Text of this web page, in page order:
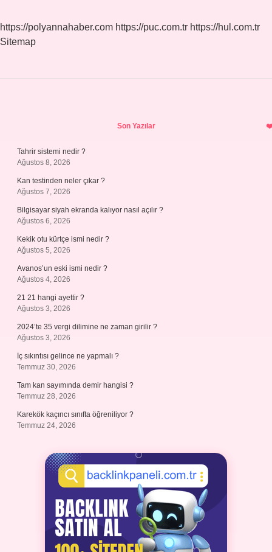
https://polyannahaber.com https://puc.com.tr https://hul.com.tr
Sitemap
Son Yazılar
Tahrir sistemi nedir ?
Ağustos 8, 2026
Kan testinden neler çıkar ?
Ağustos 7, 2026
Bilgisayar siyah ekranda kalıyor nasıl açılır ?
Ağustos 6, 2026
Kekik otu kürtçe ismi nedir ?
Ağustos 5, 2026
Avanos’un eski ismi nedir ?
Ağustos 4, 2026
21 21 hangi ayettir ?
Ağustos 3, 2026
2024’te 35 vergi dilimine ne zaman girilir ?
Ağustos 3, 2026
İç sıkıntısı gelince ne yapmalı ?
Temmuz 30, 2026
Tam kan sayımında demir hangisi ?
Temmuz 28, 2026
Karekök kaçıncı sınıfta öğreniliyor ?
Temmuz 24, 2026